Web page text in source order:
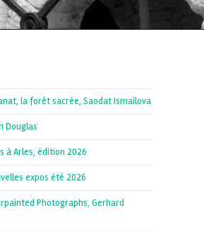
la forêt sacrée, Saodat Ismailova
Douglas
à Arles, édition 2026
expos été 2026
Photographs, Gerhard